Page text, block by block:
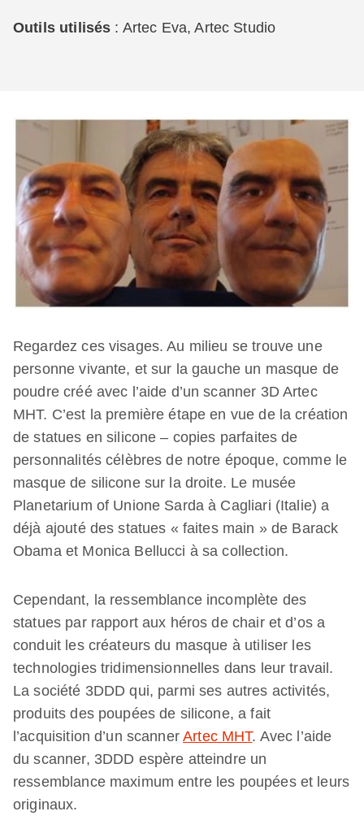
Outils utilisés : Artec Eva, Artec Studio
Regardez ces visages. Au milieu se trouve une
personne vivante, et sur la gauche un masque de
poudre créé avec l’aide d’un scanner 3D Artec
MHT. C’est la première étape en vue de la création
de statues en silicone – copies parfaites de
personnalités célèbres de notre époque, comme le
masque de silicone sur la droite. Le musée
Planetarium of Unione Sarda à Cagliari (Italie) a
déjà ajouté des statues « faites main » de Barack
Obama et Monica Bellucci à sa collection.
Cependant, la ressemblance incomplète des
statues par rapport aux héros de chair et d’os a
conduit les créateurs du masque à utiliser les
technologies tridimensionnelles dans leur travail.
La société 3DDD qui, parmi ses autres activités,
produits des poupées de silicone, a fait
l’acquisition d’un scannerArtec MHT. Avec l’aide
du scanner, 3DDD espère atteindre un
ressemblance maximum entre les poupées et leurs
originaux.